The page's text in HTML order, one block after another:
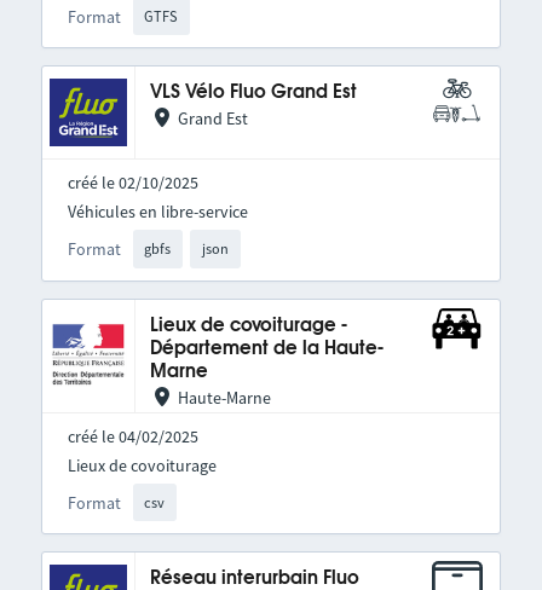
Format GTFS
VLS Vélo Fluo Grand Est
Grand Est
créé le 02/10/2025
Format gbfs json
Véhicules en libre-service
Lieux de covoiturage -
Département de la Haute-
Marne
Haute-Marne
créé le 04/02/2025
Format csv
Lieux de covoiturage
Réseau interurbain Fluo